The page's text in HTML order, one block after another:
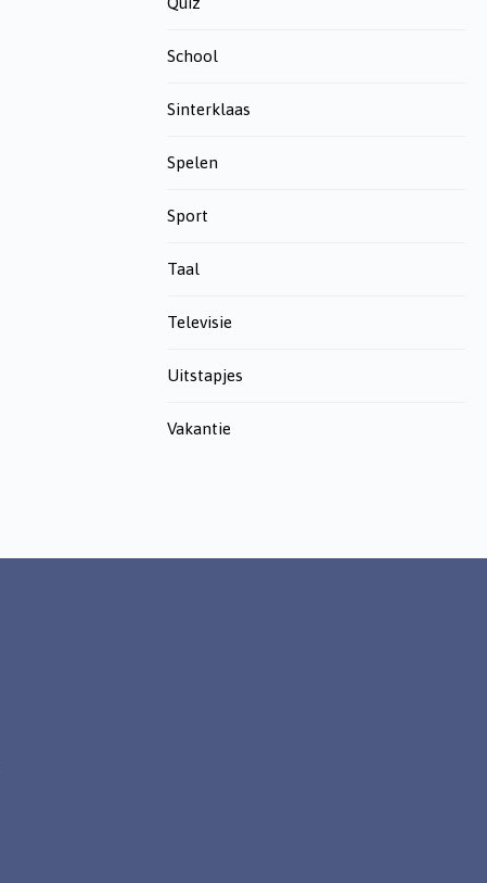
School
Sinterklaas
Spelen
Sport
Taal
Televisie
Uitstapjes
Vakantie